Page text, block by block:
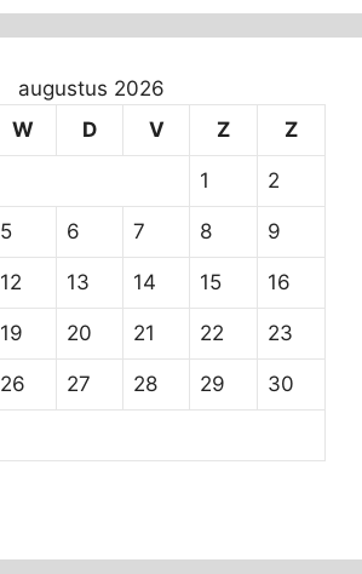
augustus 2026
W D V Z Z
1 2
5 6 7 8 9
12 13 14 15 16
19 20 21 22 23
26 27 28 29 30